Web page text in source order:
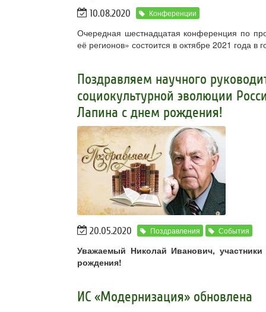
10.08.2020 Конференции
Очередная шестнадцатая конференция по
её регионов» состоится в октябре 2021 года в
Поздравляем научного
социокультурной эволюции
Лапина с днем рождения!
20.05.2020 Поздравления События
Уважаемый Николай Иванович,
рождения!
ИС «Модернизация» обновлена